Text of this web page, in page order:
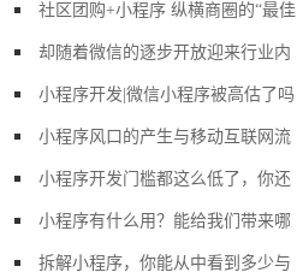
社区团购+小程序 纵横商圈的“最佳
却随着微信的逐步开放迎来行业内
小程序开发|微信小程序被高估了吗
小程序风口的产生与移动互联网流
小程序开发门槛都这么低了，你还
小程序有什么用？能给我们带来哪
拆解小程序，你能从中看到多少与